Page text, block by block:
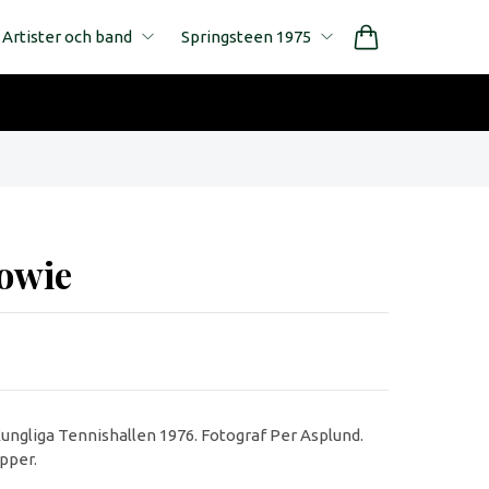
Artister och band Springsteen 1975
Tennishallen 1976. Fotograf Per Asplund.